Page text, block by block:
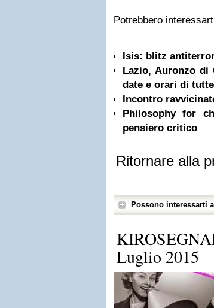
Potrebbero
Isis: blitz
Lazio, Auronzo di
date e orari di
Incontro
Philosophy for
pensiero critico
Ritornare alla
Possono interessarti
Luglio 2015